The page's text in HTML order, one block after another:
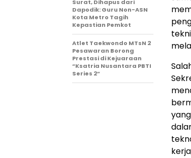
Surat, Dihapus dari
Dapodik: Guru Non-ASN
Kota Metro Tagih
Kepastian Pemkot
Atlet Taekwondo MTsN 2
Pesawaran Borong
Prestasi di Kejuaraan
“Ksatria Nusantara PBTI
Series 2”